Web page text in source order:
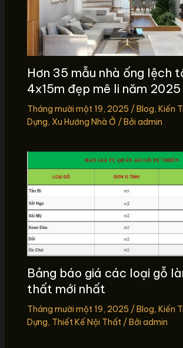
Hơn 35 mẫu nhà ống lệch
4x15m đẹp mê li năm 2025
Tháng mười một 19, 2025 /Blog, Kiến
Dựng, Xu Hướng Nhà Ở / Bởi admin
Bảng báo giá các loại gỗ
thất mới nhất
Tháng mười một 19, 2025 /Blog, Kiến
Dựng, Thiết Kế Nội Thất/ Bởi admin